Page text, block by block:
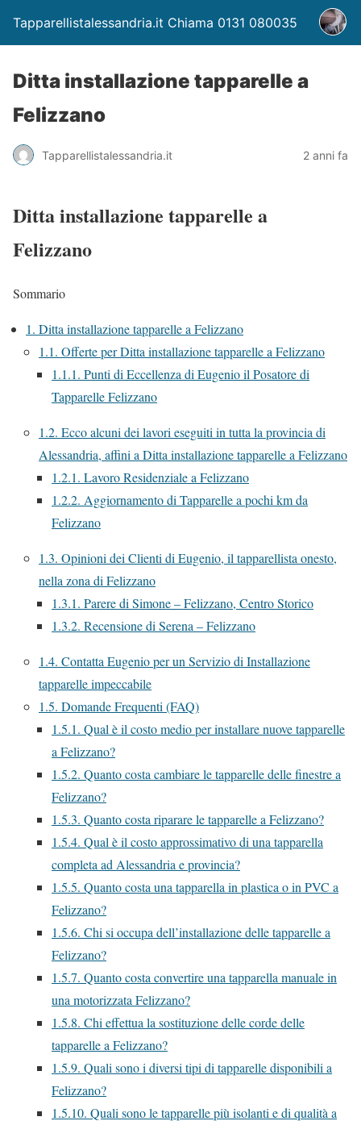
Tapparellistalessandria.it Chiama 0131 080035
Ditta installazione tapparelle a
Felizzano
Tapparellistalessandria.it 2 anni fa
Ditta installazione tapparelle a
Felizzano
Sommario
1. Ditta installazione tapparelle a Felizzano
1.1. Offerte per Ditta installazione tapparelle a Felizzano
1.1.1. Punti di Eccellenza di Eugenio il Posatore di
Tapparelle Felizzano
1.2. Ecco alcuni dei lavori eseguiti in tutta la provincia di
Alessandria, affini a Ditta installazione tapparelle a Felizzano
1.2.1. Lavoro Residenziale a Felizzano
1.2.2. Aggiornamento di Tapparelle a pochi km da
Felizzano
1.3. Opinioni dei Clienti di Eugenio, il tapparellista onesto,
nella zona di Felizzano
1.3.1. Parere di Simone – Felizzano, Centro Storico
1.3.2. Recensione di Serena – Felizzano
1.4. Contatta Eugenio per un Servizio di Installazione
tapparelle impeccabile
1.5. Domande Frequenti (FAQ)
1.5.1. Qual è il costo medio per installare nuove tapparelle
a Felizzano?
1.5.2. Quanto costa cambiare le tapparelle delle finestre a
Felizzano?
1.5.3. Quanto costa riparare le tapparelle a Felizzano?
1.5.4. Qual è il costo approssimativo di una tapparella
completa ad Alessandria e provincia?
1.5.5. Quanto costa una tapparella in plastica o in PVC a
Felizzano?
1.5.6. Chi si occupa dell’installazione delle tapparelle a
Felizzano?
1.5.7. Quanto costa convertire una tapparella manuale in
una motorizzata Felizzano?
1.5.8. Chi effettua la sostituzione delle corde delle
tapparelle a Felizzano?
1.5.9. Quali sono i diversi tipi di tapparelle disponibili a
Felizzano?
1.5.10. Quali sono le tapparelle più isolanti e di qualità a